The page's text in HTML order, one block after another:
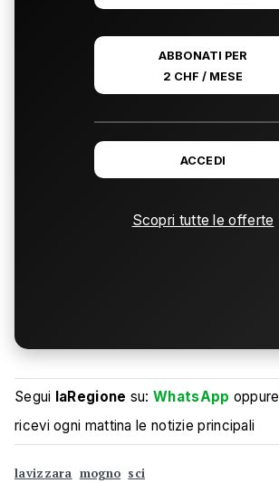
ABBONATI PER
2 CHF / MESE
ACCEDI
Scopri tutte le offerte
Segui laRegione su:WhatsApp oppure
ricevi ogni mattina le notizie principali
lavizzara mogno sci